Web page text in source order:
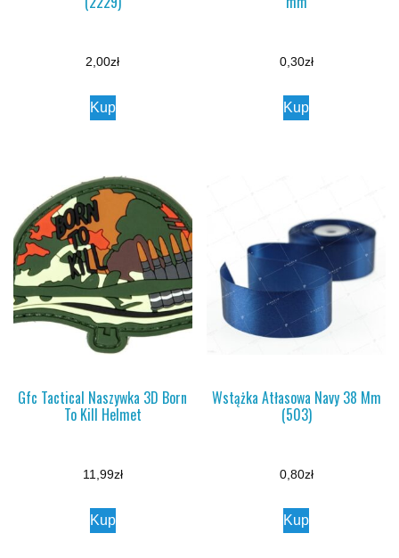
2,00zł
Kup
0,30zł
Kup
Gfc Tactical Naszywka 3D Born
To Kill Helmet
11,99zł
Kup
Wstążka Atłasowa Navy 38 Mm
(503)
0,80zł
Kup